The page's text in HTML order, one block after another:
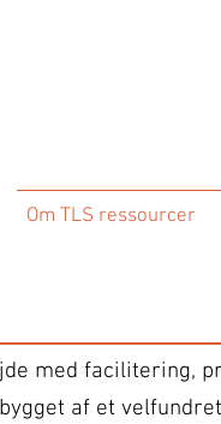
Om TLS ressourcer
med facilitering,
af et